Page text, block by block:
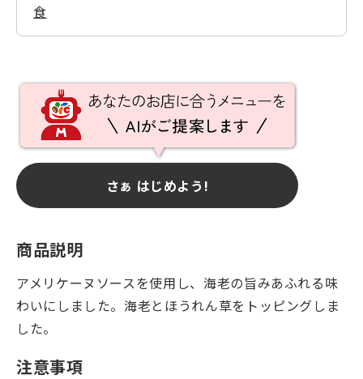
食
さぁ はじめよう!
商品説明
アメリケーヌソースを使用し、海老の旨みあふれる味
わいにしました。海老とほうれん草をトッピングしま
した。
注意事項